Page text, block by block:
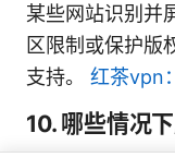
某些网站识别并
区限制或保护版
支持。 红茶vpn
10. 哪些情况